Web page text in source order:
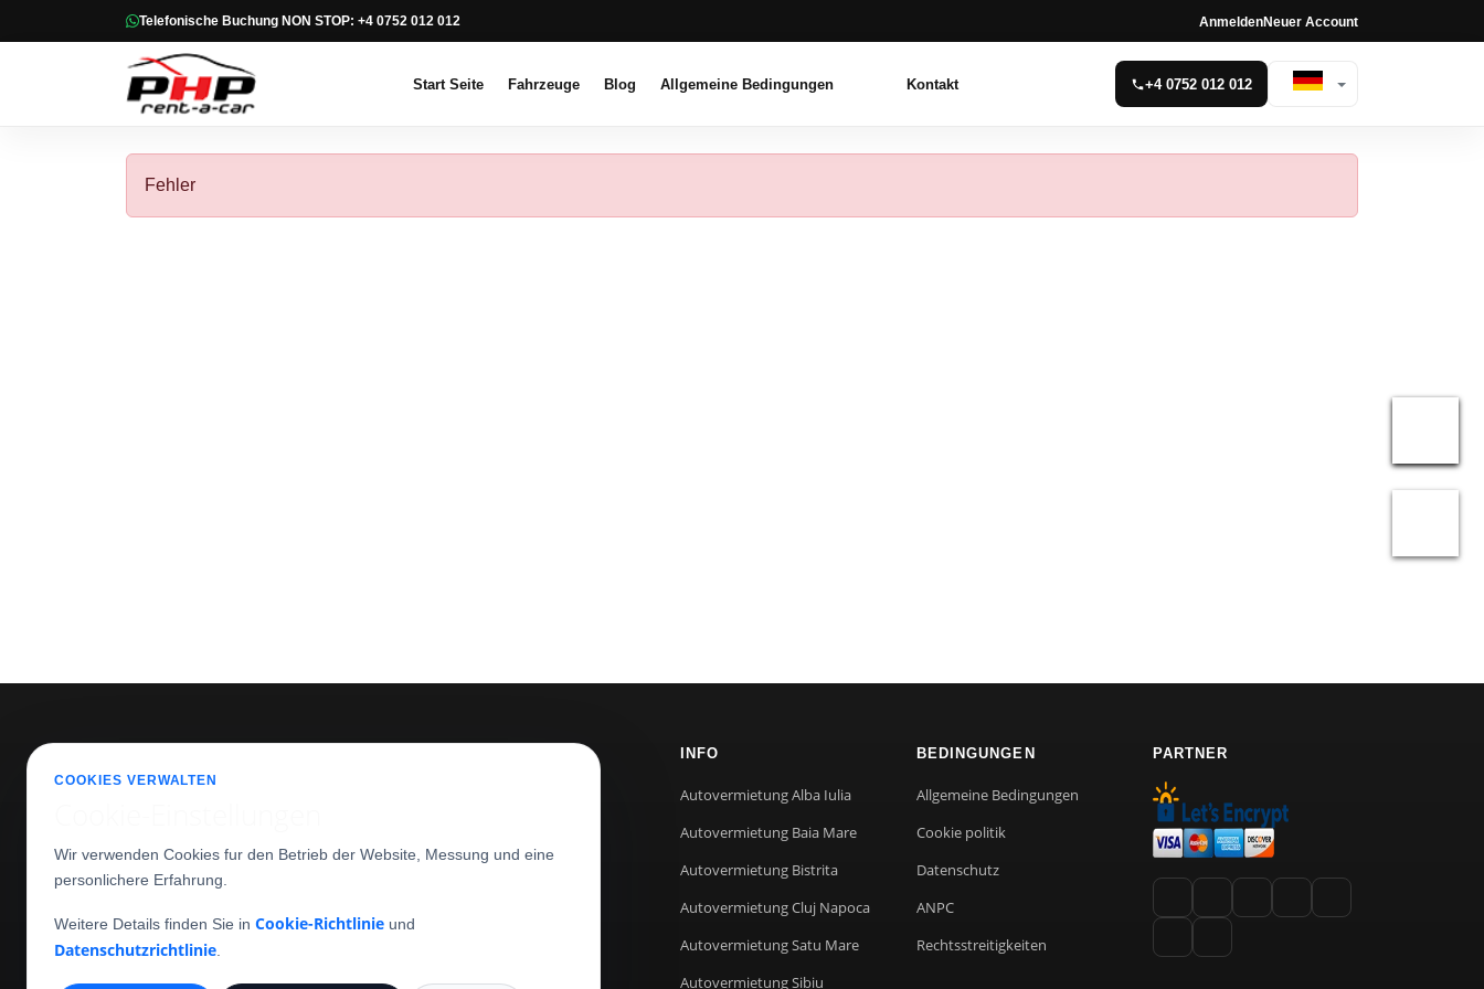
Telefonische Buchung NON STOP: +4 0752 012 012 AnmeldenNeuer Account
Start Seite Fahrzeuge Blog Allgemeine Bedingungen Kontakt +4 0752 012 012
Fehler
+4 0752 012 012
office(at)phprentacar.ro
Strada Traian Vuia 149-151
Cluj-Napoca,Cluj
INFO
Autovermietung Alba Iulia
Autovermietung Baia Mare
Autovermietung Bistrita
Autovermietung Cluj Napoca
Autovermietung Satu Mare
Autovermietung Sibiu
BEDINGUNGEN
Allgemeine Bedingungen
Cookie politik
Datenschutz
ANPC
Rechtsstreitigkeiten
PARTNER
COOKIES VERWALTEN
Wir verwenden Cookies fur den Betrieb der Website, Messung und eine
personlichere Erfahrung.
Weitere Details finden Sie in Cookie-Richtlinie und
Datenschutzrichtlinie